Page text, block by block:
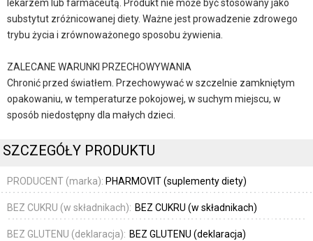
lekarzem lub farmaceutą. Produkt nie może być stosowany jako
substytut zróżnicowanej diety. Ważne jest prowadzenie zdrowego
trybu życia i zrównoważonego sposobu żywienia.
ZALECANE WARUNKI PRZECHOWYWANIA
Chronić przed światłem. Przechowywać w szczelnie zamkniętym
opakowaniu, w temperaturze pokojowej, w suchym miejscu, w
sposób niedostępny dla małych dzieci.
SZCZEGÓŁY PRODUKTU
PRODUCENT (marka): PHARMOVIT (suplementy diety)
BEZ CUKRU (w składnikach): BEZ CUKRU (w składnikach)
BEZ GLUTENU (deklaracja): BEZ GLUTENU (deklaracja)